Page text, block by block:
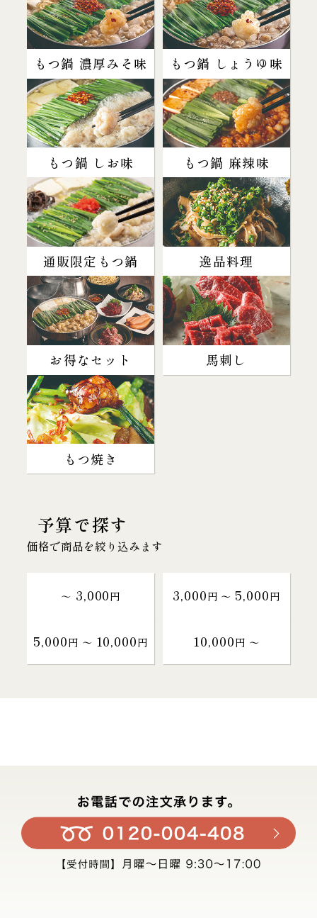
もつ鍋 濃厚みそ味 もつ鍋 しょうゆ味
もつ鍋 しお味 もつ鍋 麻辣味
通販限定もつ鍋 逸品料理
お得なセット 馬刺し
もつ焼き
予算で探す
価格で商品を絞り込みます
～ 3,000円 3,000円 〜 5,000円
5,000円 〜 10,000円 10,000円 〜